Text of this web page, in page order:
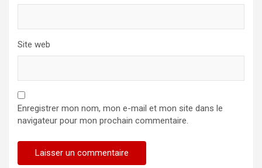
Site web
Enregistrer mon nom, mon e-mail et mon site dans le
navigateur pour mon prochain commentaire.